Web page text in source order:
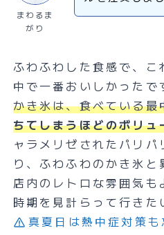
まわるま
がり
ふわふわした食感で、こ
中で一番おいしかった
かき氷は、食べている最
ちてしまうほどのボリュ
ャラメリゼされたパリ
り、ふわふわのかき氷と
店内のレトロな雰囲気
時期を見計らって行きた
真夏日は熱中症対策も